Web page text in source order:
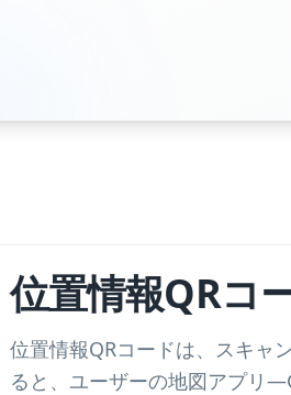
位置情報QRコ
位置情報QRコードは、スキャ
ると、ユーザーの地図アプリ